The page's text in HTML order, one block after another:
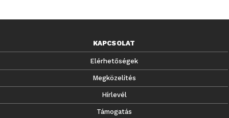
KAPCSOLAT
Elérhetőségek
Megközelítés
Hírlevél
Támogatás